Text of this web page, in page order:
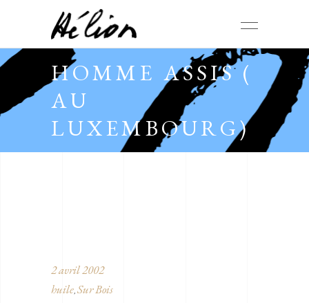
HOMME ASSIS (
AU
LUXEMBOURG)
2 avril 2002
huile, Sur Bois